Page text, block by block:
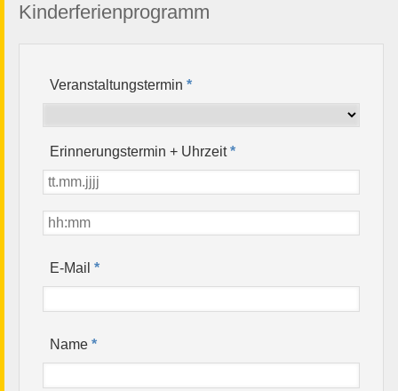
Kinderferienprogramm
Veranstaltungstermin*
Erinnerungstermin + Uhrzeit*
E-Mail*
Name*